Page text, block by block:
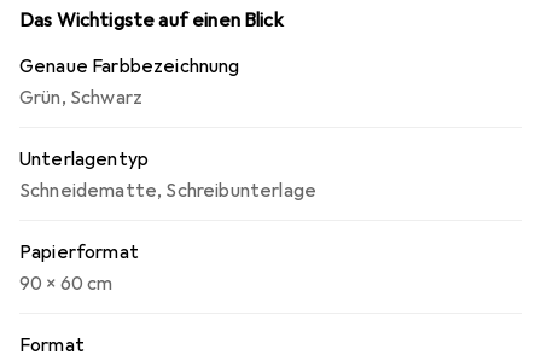
Das Wichtigste auf einen Blick
Genaue Farbbezeichnung
Grün, Schwarz
Unterlagentyp
Schneidematte, Schreibunterlage
Papierformat
90 x 60 cm
Format